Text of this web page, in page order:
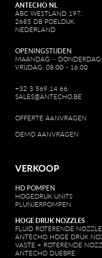
ANTECHO NL
ABC WESTLAND 197,
2685 DB POELDIJK,
NEDERLAND
OPENINGSTIJDEN
MAANDAG –
VRIJDAG: 08.00 - 16.00
+32 3 569 14 66
SALES@ANTECHO.BE
OFFERTE AANVRAGEN
DEMO AANVRAGEN
VERKOOP
HD POMPEN
HOGEDRUK UNITS
PLUNJERPOMPEN
HOGE DRUK NOZZLES
FLUID ROTERENDE
ANTECHO HOGE DRUK
VASTE + ROTERENDE
ANTECHO DUEBRE